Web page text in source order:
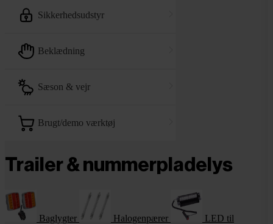
sikkerhedsudstyr
beklædning
sæson & vejr
brugt/demo værktøj
Trailer & nummerpladelys
Baglygter Halogenpærer LED til